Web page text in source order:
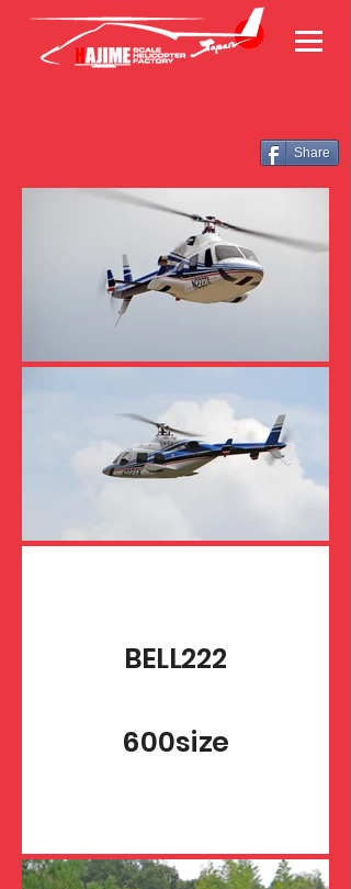
Share
BELL222
​600size